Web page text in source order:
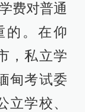
费对普通
的。在仰
，私立学
甸考试委
立学校、